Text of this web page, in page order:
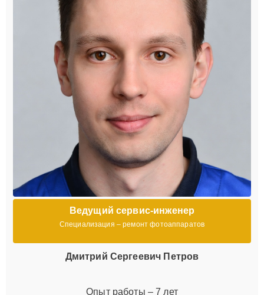
Ведущий сервис-инженер
Специализация – ремонт фотоаппаратов
Дмитрий Сергеевич Петров
Опыт работы – 7 лет